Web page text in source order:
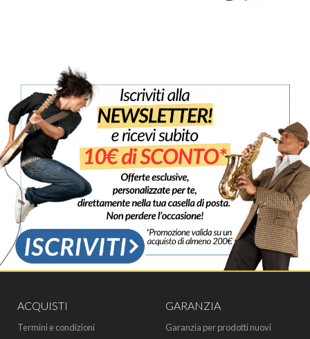
ACQUISTI
Termini e condizioni
GARANZIA
Garanzia per prodotti nuovi